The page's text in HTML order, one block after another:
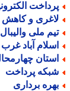
و کاهش
ملی والیبال
آباد غرب
چهارمحال و
پرداخت
برداری